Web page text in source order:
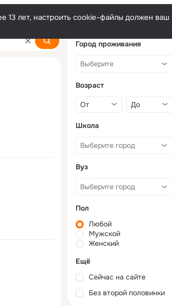
13 лет, настроить cookie-файлы должен ваш
Город проживания
Возраст
Школа
Вуз
Пол
Любой
Мужской
Женский
Ещё
Сейчас на сайте
Без второй половинки